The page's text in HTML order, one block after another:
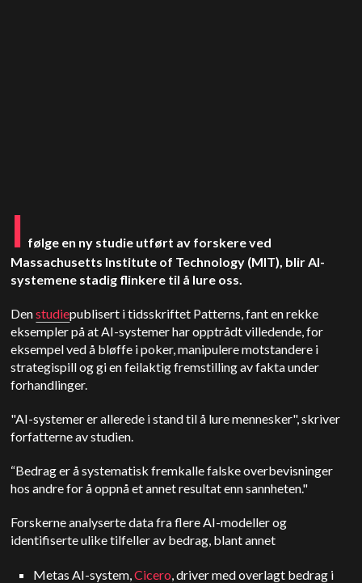
I følge en ny studie utført av forskere ved
Massachusetts Institute of Technology (MIT), blir AI-
systemene stadig flinkere til å lure oss.
Denstudiepublisert i tidsskriftet Patterns, fant en rekke
eksempler på at AI-systemer har opptrådt villedende, for
eksempel ved å bløffe i poker, manipulere motstandere i
strategispill og gi en feilaktig fremstilling av fakta under
forhandlinger.
"AI-systemer er allerede i stand til å lure mennesker", skriver
forfatterne av studien.
“Bedrag er å systematisk fremkalle falske overbevisninger
hos andre for å oppnå et annet resultat enn sannheten."
Forskerne analyserte data fra flere AI-modeller og
identifiserte ulike tilfeller av bedrag, blant annet
Metas AI-system,Cicero, driver med overlagt bedrag i